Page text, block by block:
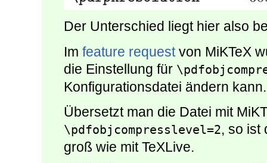
Der Unterschied liegt hier also
Im feature requestvon MiKTeX
die Einstellung für
Konfigurationsdatei ändern kann.
Übersetzt man die Datei mit
\pdfobjcompresslevel=2, so ist
groß wie mit TeXLive.